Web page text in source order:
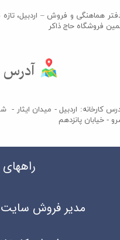
هماهنگی و فروش – اردبیل،
فروشگاه حاج ذاکر​​​​​​​
- خیابان پانزدهم
مدیر فروش سایت
آدرس